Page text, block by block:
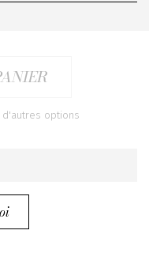
options